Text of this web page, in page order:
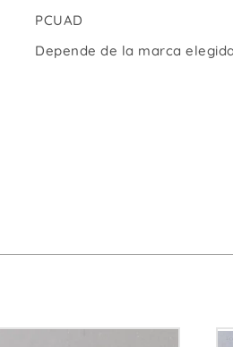
PCUAD
Depende de la marca